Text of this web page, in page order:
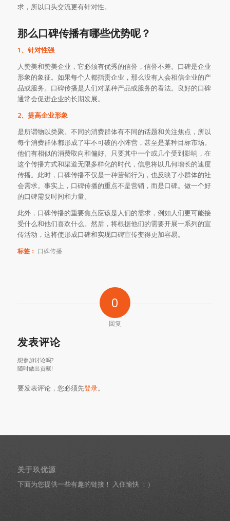
求，所以口头交流更有针对性。
那么口碑传播有哪些优势呢？
1、针对性强
人赞美和赞美企业，它必须有优秀的信誉，信誉不差。口碑是企业
形象的象征。如果每个人都指责企业，那么没有人会相信企业的产
品或服务。口碑传播是人们对某种产品或服务的看法。良好的口碑
通常会促进企业的长期发展。
2、提高企业形象
是所谓物以类聚。不同的消费群体有不同的话题和关注焦点，所以
每个消费群体都形成了牢不可破的小阵营，甚至是某种目标市场。
他们有相似的消费取向和偏好。只要其中一个或几个受到影响，在
这个传播方式和渠道无限多样化的时代，信息将以几何增长的速度
传播。此时，口碑传播不仅是一种营销行为，也反映了小群体的社
会需求。事实上，口碑传播的重点不是营销，而是口碑。做一个好
的口碑需要时间和力量。
此外，口碑传播的重要焦点应该是人们的需求，例如人们更可能接
受什么和他们喜欢什么。然后，将根据他们的需要开展一系列的宣
传活动，这将使形成口碑和实现口碑宣传变得更加容易。
标签： 口碑传播
0
回复
发表评论
想参加讨论吗?
随时做出贡献!
要发表评论，您必须先登录。
关于玖优源
下面为您提供一些有趣的链接！ 入住愉快 ：）